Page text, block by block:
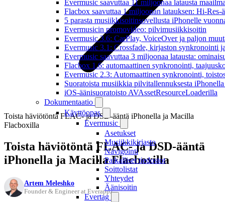
Evermusic saavuttaa 11 miljoonaa latausta
Flacbox saavuttaa 1 miljoonan latauksen: Hi-Res-
5 parasta musiikkisoitinsovellusta iPhonelle
Evermusicin promovideo: pilvimusiikkisoitin
Evermusic 3.6: CarPlay, VoiceOver ja paljon
Evermusic 3.1: Crossfade, kirjaston synkronointi
Evermusic saavuttaa 3 miljoonaa latausta:
Flacbox 1.6: automaattinen synkronointi,
Evermusic 2.3: Automaattinen synkronointi,
Suoratoista musiikkia pilvitallennuksesta
iOS-äänisuoratoisto AVAssetResourceLoaderilla
Dokumentaatio
Käyttöopas
Evermusic
Asetukset
Musiikkikirjasto
Navigointi
Paikalliset tiedostot
Soittolistat
Yhteydet
Äänisoitin
Evertag
Toista häviötöntä FLAC- ja DSD-ääntä iPhonella ja Macilla
Flacboxilla
Toista häviötöntä FLAC- ja DSD-ääntä
iPhonella ja Macilla Flacboxilla
Artem Meleshko
Founder & Engineer at Everappz